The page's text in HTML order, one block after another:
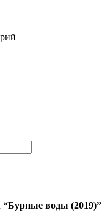
“Бурные воды (2019)”